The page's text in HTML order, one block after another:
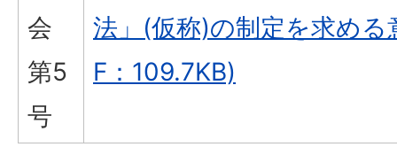
会
第5
号
法」(仮称)の制定を求める
F：109.7KB)